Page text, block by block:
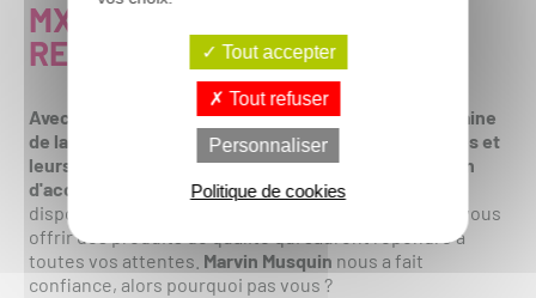
MX-STICKERS, VOTRE
REVENDEUR MX DEPUIS 1997
Avec une expérience de plus de 25 ans dans le domaine
de la vente d'équipements motocross pour les pilotes et
leurs motocross, ainsi que dans la commercialisation
d'accessoires divers.MX-Stickers met à votre
disposition son expertise en personnalisation pour vous
offrir des produits de qualité qui sauront répondre à
toutes vos attentes. Marvin Musquin nous a fait
confiance, alors pourquoi pas vous ?
Tout accepter
Tout refuser
Personnaliser
Politique de cookies